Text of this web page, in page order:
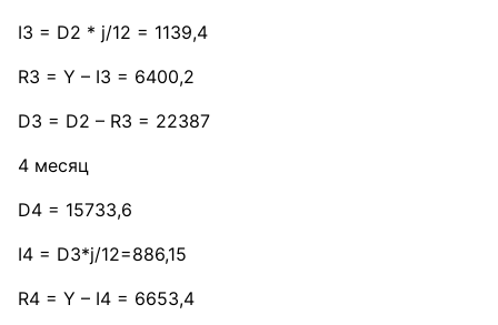
I3 = D2 * j/12 = 1139,4
R3 = Y – I3 = 6400,2
D3 = D2 – R3 = 22387
4 месяц
D4 = 15733,6
I4 = D3*j/12=886,15
R4 = Y – I4 = 6653,4